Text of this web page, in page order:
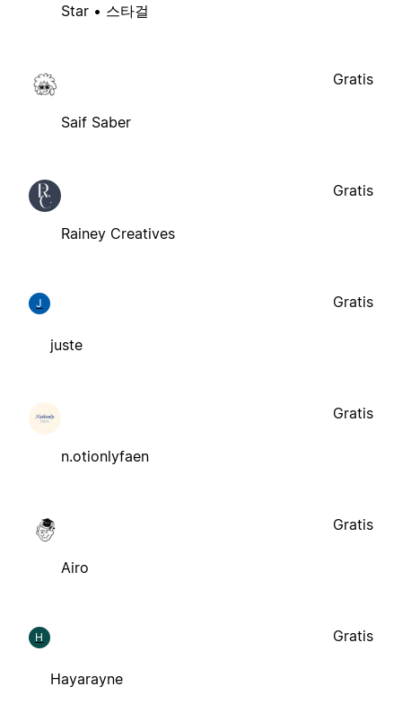
Star • 스타걸
Saif Saber
Gratis
Rainey Creatives
Gratis
J
juste
Gratis
n.otionlyfaen
Gratis
Airo
Gratis
H
Hayarayne
Gratis